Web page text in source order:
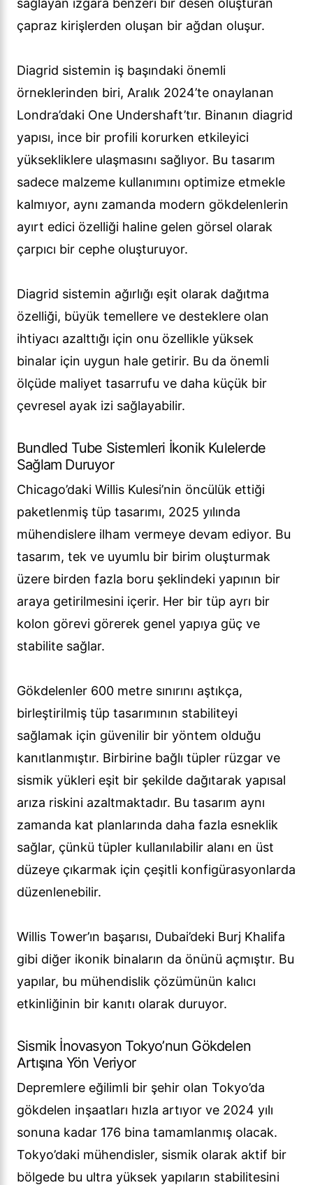
sağlayan ızgara benzeri bir desen oluşturan
çapraz kirişlerden oluşan bir ağdan oluşur.
Diagrid sistemin iş başındaki önemli
örneklerinden biri, Aralık 2024’te onaylanan
Londra’daki One Undershaft’tır. Binanın diagrid
yapısı, ince bir profili korurken etkileyici
yüksekliklere ulaşmasını sağlıyor. Bu tasarım
sadece malzeme kullanımını optimize etmekle
kalmıyor, aynı zamanda modern gökdelenlerin
ayırt edici özelliği haline gelen görsel olarak
çarpıcı bir cephe oluşturuyor.
Diagrid sistemin ağırlığı eşit olarak dağıtma
özelliği, büyük temellere ve desteklere olan
ihtiyacı azalttığı için onu özellikle yüksek
binalar için uygun hale getirir. Bu da önemli
ölçüde maliyet tasarrufu ve daha küçük bir
çevresel ayak izi sağlayabilir.
Bundled Tube Sistemleri İkonik Kulelerde
Sağlam Duruyor
Chicago’daki Willis Kulesi’nin öncülük ettiği
paketlenmiş tüp tasarımı, 2025 yılında
mühendislere ilham vermeye devam ediyor. Bu
tasarım, tek ve uyumlu bir birim oluşturmak
üzere birden fazla boru şeklindeki yapının bir
araya getirilmesini içerir. Her bir tüp ayrı bir
kolon görevi görerek genel yapıya güç ve
stabilite sağlar.
Gökdelenler 600 metre sınırını aştıkça,
birleştirilmiş tüp tasarımının stabiliteyi
sağlamak için güvenilir bir yöntem olduğu
kanıtlanmıştır. Birbirine bağlı tüpler rüzgar ve
sismik yükleri eşit bir şekilde dağıtarak yapısal
arıza riskini azaltmaktadır. Bu tasarım aynı
zamanda kat planlarında daha fazla esneklik
sağlar, çünkü tüpler kullanılabilir alanı en üst
düzeye çıkarmak için çeşitli konfigürasyonlarda
düzenlenebilir.
Willis Tower’ın başarısı, Dubai’deki Burj Khalifa
gibi diğer ikonik binaların da önünü açmıştır. Bu
yapılar, bu mühendislik çözümünün kalıcı
etkinliğinin bir kanıtı olarak duruyor.
Sismik İnovasyon Tokyo’nun Gökdelen
Artışına Yön Veriyor
Depremlere eğilimli bir şehir olan Tokyo’da
gökdelen inşaatları hızla artıyor ve 2024 yılı
sonuna kadar 176 bina tamamlanmış olacak.
Tokyo’daki mühendisler, sismik olarak aktif bir
bölgede bu ultra yüksek yapıların stabilitesini